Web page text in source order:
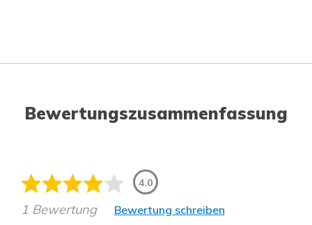
Bewertungszusammenfassung
4.0
1 Bewertung Bewertung schreiben